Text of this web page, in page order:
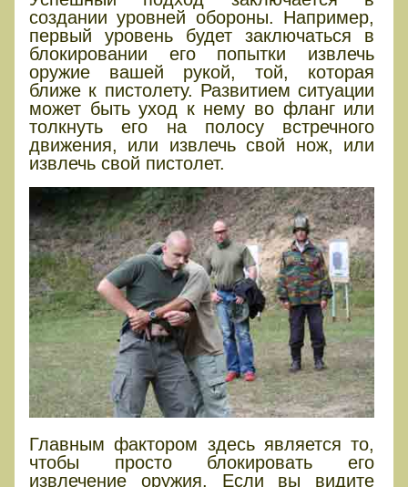
создании уровней обороны. Например,
первый уровень будет заключаться в
блокировании его попытки извлечь
оружие вашей рукой, той, которая
ближе к пистолету. Развитием ситуации
может быть уход к нему во фланг или
толкнуть его на полосу встречного
движения, или извлечь свой нож, или
извлечь свой пистолет.
Главным фактором здесь является то,
чтобы просто блокировать его
извлечение оружия. Если вы видите